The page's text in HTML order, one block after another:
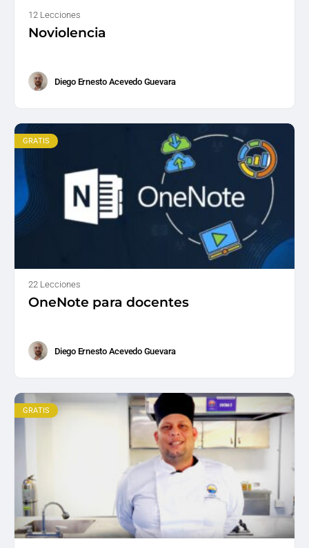
12 Lecciones
Noviolencia
Diego Ernesto Acevedo Guevara
GRATIS
22 Lecciones
OneNote para docentes
Diego Ernesto Acevedo Guevara
GRATIS